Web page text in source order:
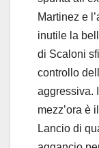
Martinez e
inutile la
di Scaloni
controllo
aggressiva.
mezz’ora è
Lancio di